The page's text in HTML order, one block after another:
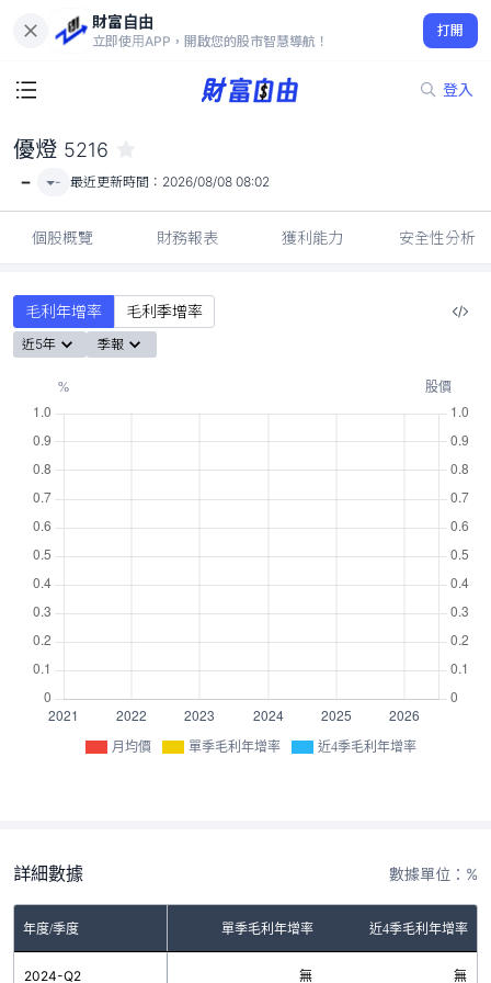
財富自由
立即使用APP，開啟您的股市智慧導航！
打開
登入
-
優燈 5216
- - 最近更新時間： 2026/08/08 08:02
個股概覽 財務報表 獲利能力 安全性分析
毛利年增率 毛利季增率
近5年 季報
月均價 單季毛利年增率 近4季毛利年增率
詳細數據 數據單位：%
年度/季度 單季毛利年增率 近4季毛利年增率
2024-Q2 無 無